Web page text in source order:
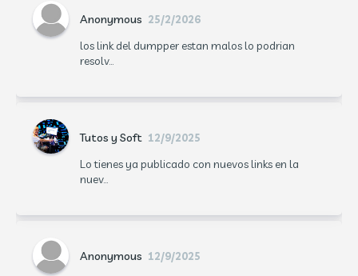
Anonymous 25/2/2026
los link del dumpper estan malos lo podrian
resolv...
Tutos y Soft 12/9/2025
Lo tienes ya publicado con nuevos links en la
nuev...
Anonymous 12/9/2025